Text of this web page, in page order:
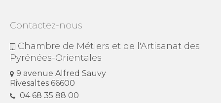
Contactez-nous
Chambre de Métiers et de l'Artisanat des
Pyrénées-Orientales
9 avenue Alfred Sauvy
Rivesaltes 66600
04 68 35 88 00